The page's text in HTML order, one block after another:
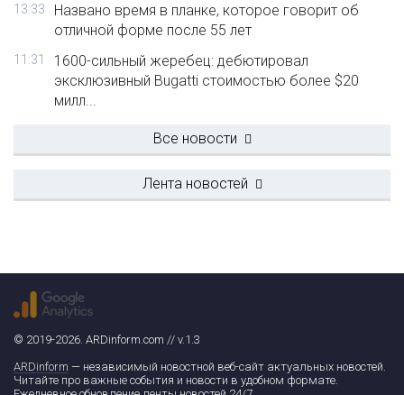
13:33
Названо время в планке, которое говорит об
отличной форме после 55 лет
11:31
1600-сильный жеребец: дебютировал
эксклюзивный Bugatti стоимостью более $20
милл...
Все новости
Лента новостей
© 2019-2026. ARDinform.com // v.1.3
ARDinform — независимый новостной веб-сайт актуальных новостей.
Читайте про важные события и новости в удобном формате.